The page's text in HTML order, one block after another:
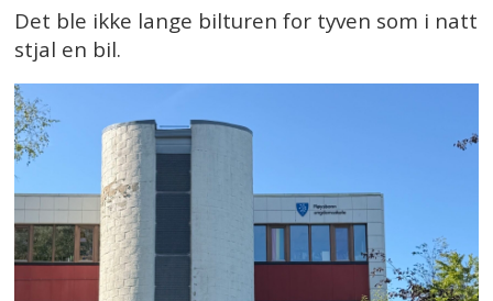
Det ble ikke lange bilturen for tyven som i natt
stjal en bil.